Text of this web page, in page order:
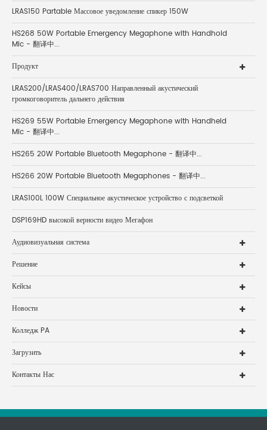
LRAS150 Partable Массовое уведомление спикер 150W
HS268 50W Portable Emergency Megaphone with Handhold
Mic - 翻译中...
Продукт
LRAS200/LRAS400/LRAS700 Направленный акустический
громкоговоритель дальнего действия
HS269 55W Portable Emergency Megaphone with Handheld
Mic - 翻译中...
HS265 20W Portable Bluetooth Megaphone - 翻译中...
HS266 20W Portable Bluetooth Megaphones - 翻译中...
LRAS100L 100W Специальное акустическое устройство с подсветкой
DSP169HD высокой верности видео Мегафон
Аудиовизуальная система
Решение
Кейсы
Новости
Колледж PA
Загрузить
Контакты Нас